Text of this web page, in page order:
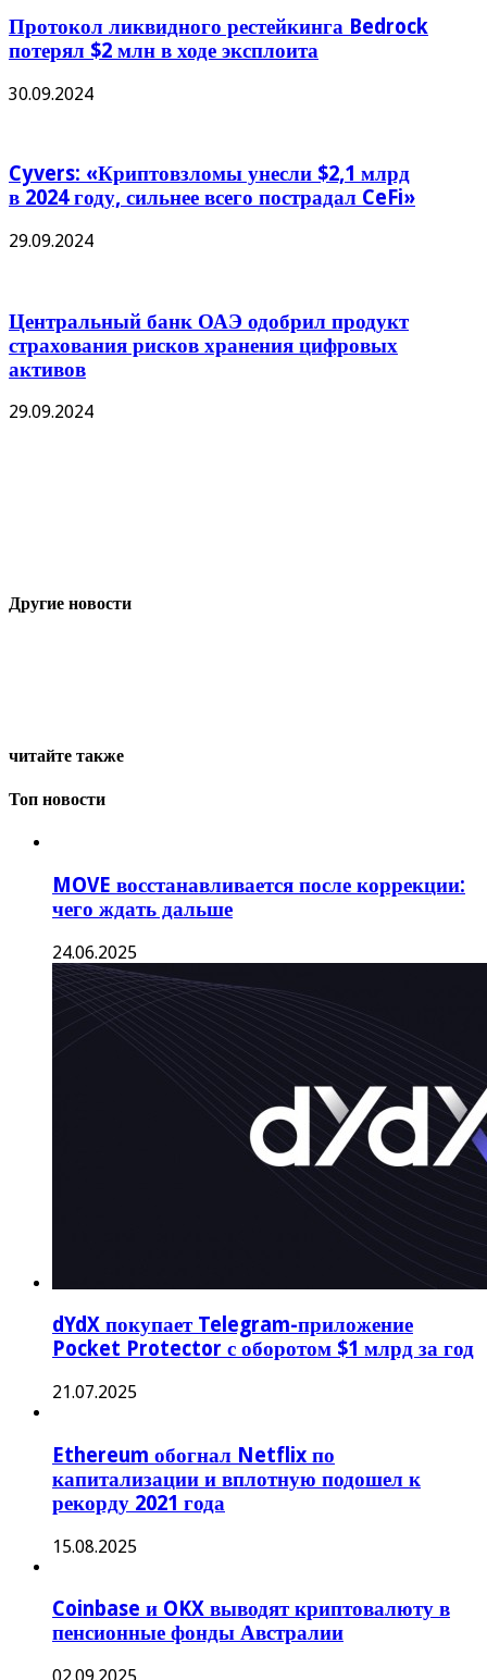
Протокол ликвидного рестейкинга Bedrock
потерял $2 млн в ходе эксплоита
30.09.2024
Cyvers: «Криптовзломы унесли $2,1 млрд
в 2024 году, сильнее всего пострадал CeFi»
29.09.2024
Центральный банк ОАЭ одобрил продукт
страхования рисков хранения цифровых
активов
29.09.2024
Другие новости
читайте также
Топ новости
MOVE восстанавливается после коррекции:
чего ждать дальше
24.06.2025
dYdX покупает Telegram-приложение
Pocket Protector с оборотом $1 млрд за год
21.07.2025
Ethereum обогнал Netflix по
капитализации и вплотную подошел к
рекорду 2021 года
15.08.2025
Coinbase и OKX выводят криптовалюту в
пенсионные фонды Австралии